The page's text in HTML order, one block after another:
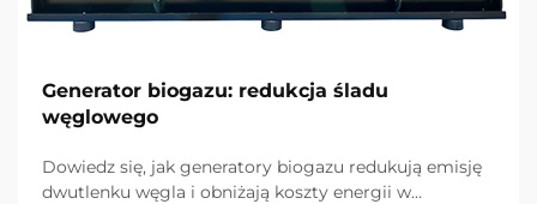
Generator biogazu: redukcja śladu
węglowego
Dowiedz się, jak generatory biogazu redukują emisję
dwutlenku węgla i obniżają koszty energii w